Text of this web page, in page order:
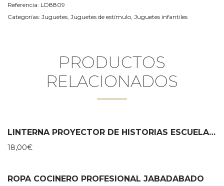
Referencia: LD8809
Categorías: Juguetes Juguetes de estímulo Juguetes infantiles
PRODUCTOS
RELACIONADOS
LINTERNA PROYECTOR DE HISTORIAS ESCUELA DE DANZA – MOULIN ROTY
18,00€
ROPA COCINERO PROFESIONAL JABADABADO